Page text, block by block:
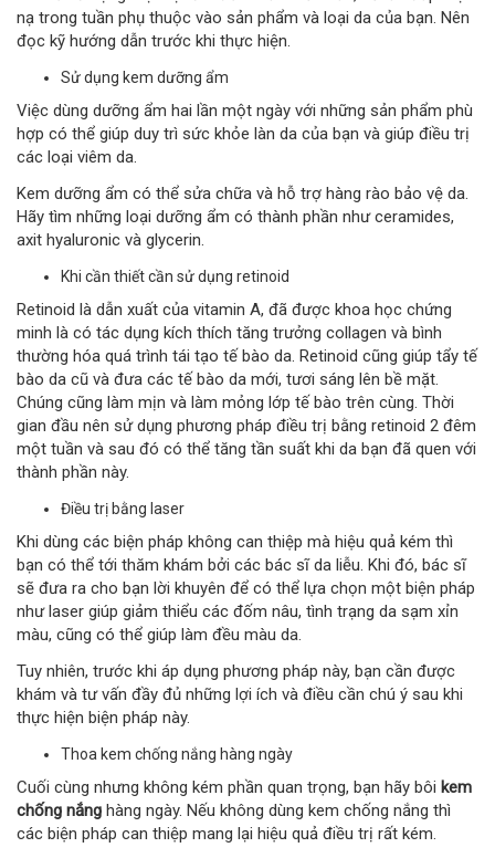
nạ trong tuần phụ thuộc vào sản phẩm và loại da của bạn. Nên
đọc kỹ hướng dẫn trước khi thực hiện.
Sử dụng kem dưỡng ẩm
Việc dùng dưỡng ẩm hai lần một ngày với những sản phẩm phù
hợp có thể giúp duy trì sức khỏe làn da của bạn và giúp điều trị
các loại viêm da.
Kem dưỡng ẩm có thể sửa chữa và hỗ trợ hàng rào bảo vệ da.
Hãy tìm những loại dưỡng ẩm có thành phần như ceramides,
axit hyaluronic và glycerin.
Khi cần thiết cần sử dụng retinoid
Retinoid là dẫn xuất của vitamin A, đã được khoa học chứng
minh là có tác dụng kích thích tăng trưởng collagen và bình
thường hóa quá trình tái tạo tế bào da. Retinoid cũng giúp tẩy tế
bào da cũ và đưa các tế bào da mới, tươi sáng lên bề mặt.
Chúng cũng làm mịn và làm mỏng lớp tế bào trên cùng. Thời
gian đầu nên sử dụng phương pháp điều trị bằng retinoid 2 đêm
một tuần và sau đó có thể tăng tần suất khi da bạn đã quen với
thành phần này.
Điều trị bằng laser
Khi dùng các biện pháp không can thiệp mà hiệu quả kém thì
bạn có thể tới thăm khám bởi các bác sĩ da liễu. Khi đó, bác sĩ
sẽ đưa ra cho bạn lời khuyên để có thể lựa chọn một biện pháp
như laser giúp giảm thiểu các đốm nâu, tình trạng da sạm xỉn
màu, cũng có thể giúp làm đều màu da.
Tuy nhiên, trước khi áp dụng phương pháp này, bạn cần được
khám và tư vấn đầy đủ những lợi ích và điều cần chú ý sau khi
thực hiện biện pháp này.
Thoa kem chống nắng hàng ngày
Cuối cùng nhưng không kém phần quan trọng, bạn hãy bôi kem
chống nắng hàng ngày. Nếu không dùng kem chống nắng thì
các biện pháp can thiệp mang lại hiệu quả điều trị rất kém.